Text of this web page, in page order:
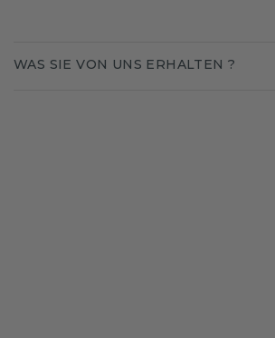
WAS SIE VON UNS ERHALTEN ?